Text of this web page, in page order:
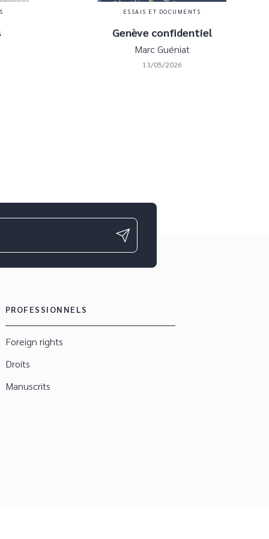
ESSAIS ET DOCUMENTS
Genève confidentiel
Marc Guéniat
13/05/2026
PROFESSIONNELS
Foreign rights
Droits
Manuscrits